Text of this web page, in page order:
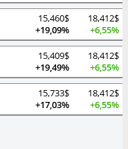
15,460$
18,412$
+19,09% +6,55%
15,409$
18,412$
+19,49% +6,55%
15,733$
18,412$
+17,03% +6,55%